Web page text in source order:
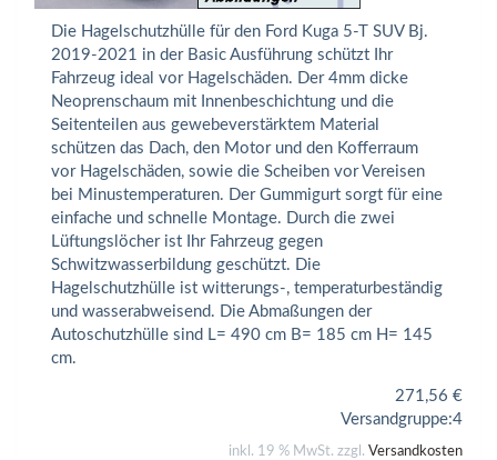
Die Hagelschutzhülle für den Ford Kuga 5-T SUV Bj.
2019-2021 in der Basic Ausführung schützt Ihr
Fahrzeug ideal vor Hagelschäden. Der 4mm dicke
Neoprenschaum mit Innenbeschichtung und die
Seitenteilen aus gewebeverstärktem Material
schützen das Dach, den Motor und den Kofferraum
vor Hagelschäden, sowie die Scheiben vor Vereisen
bei Minustemperaturen. Der Gummigurt sorgt für eine
einfache und schnelle Montage. Durch die zwei
Lüftungslöcher ist Ihr Fahrzeug gegen
Schwitzwasserbildung geschützt. Die
Hagelschutzhülle ist witterungs-, temperaturbeständig
und wasserabweisend. Die Abmaßungen der
Autoschutzhülle sind L= 490 cm B= 185 cm H= 145
cm.
271,56 €
Versandgruppe:4
inkl. 19 % MwSt. zzgl. Versandkosten